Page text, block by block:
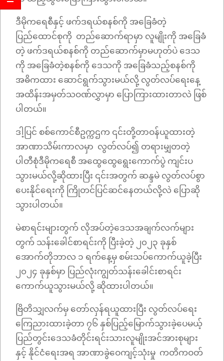
ဒီမိုကရေစီနှင့် ဖက်ဒရယ်စနစ်ကို အခြေခံတဲ့
ပြည်ထောင်စုကို တည်ဆောက်ရာမှာ လူမျိုးကို အခြေခံ
တဲ့ ဖက်ဒရယ်စနစ်ကို တည်ဆောက်မှာမဟုတ်ပဲ ဒေသ
ကို အခြေခံတဲ့စနစ်ကို ဒေသကို အခြေခံသည့်စနစ်ကို
အဓိကထား ဆောင်ရွက်သွားမယ်လို့ လွတ်လပ်ရေးနေ့
အထိန်းအမှတ်သဝဏ်လွှာမှာ ပြောကြားထားတာလဲ ဖြစ်
ပါတယ်။
ဒါ့ပြင် စစ်ကောင်စီဥက္ကဌက ၎င်းတို့တာဝန်ယူထားတဲ့
အာဏာသိမ်းကာလမှာ လွတ်လပ်၍ တရားမျှတတဲ့
ပါတီစုံဒီမိုကရေစီ အထွေထွေရွေးကောက်ပွဲ ကျင်းပ
သွားမယ်လို့ဆိုထားပြီး ၎င်းအတွက် ဆန္ဒမဲ လွတ်လပ်စွာ
ပေးနိုင်ရေးကို ကြိုတင်ပြင်ဆင်နေတယ်လို့လဲ ပြောဆို
သွားပါတယ်။
မဲစာရင်းများတွက် လိုအပ်တဲ့ဒေသအချက်လက်များ
တွက် သန်းခေါင်စာရင်းကို ပြီးခဲ့တဲ့ ၂၀၂၃ ခုနှစ်
အောက်တိုဘာလ ၁ ရက်နေ့မှ စမ်းသပ်ကောက်ယူခဲ့ပြီး
၂၀၂၄ ခုနှစ်မှာ ပြည်လုံးကျွတ်သန်းခေါင်းစာရင်း
ကောက်ယူသွားမယ်လို့ ဆိုထားပါတယ်။
ဗြိတိသျှလက်မှ တော်လှန်ရယူထားပြီး လွတ်လပ်ရေး
ကြေညားထားခဲ့တာ ၇၆ နှစ်ပြည့်မြောက်သွားခဲ့ပေမယ့်
ပြည်တွင်းဒေသခံတိုင်းရင်းသားလူမျိုးအင်အားစုများ
နှင့် နိုင်ငံရေးအရ အာဏာခွဲဝေကျင့်သုံးမှု ကတိကဝတ်